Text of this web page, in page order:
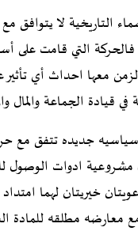
التاريخية لا يتوافق مع
التي قامت على
معها احداث أي تأثير
قيادة الجماعة والمال
دعويه سياسيه جديده تتفق
مشروعية ادوات الوصول
خيريتان لهما امتداد
معارضه مطلقه للمادة